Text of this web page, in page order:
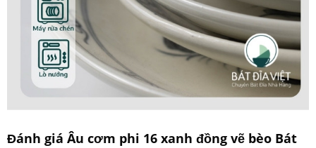
Đánh giá Âu cơm phi 16 xanh đồng vẽ bèo Bát